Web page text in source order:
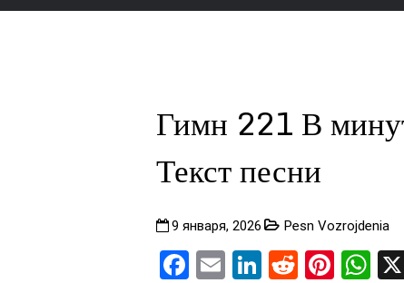
Гимн 221 В
Текст песни
9 января, 2026 Pesn Vozrojdenia
Facebook
EmailLinkedIn
Reddit